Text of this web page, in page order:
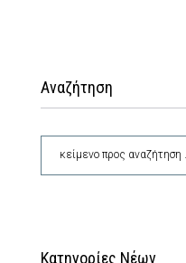
Αναζήτηση
Κατηγορίες Νέων